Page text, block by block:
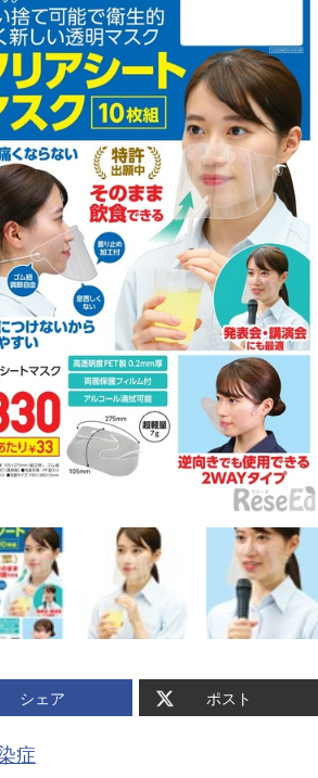
シェア ポスト
症